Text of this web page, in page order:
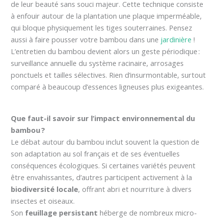
de leur beauté sans souci majeur. Cette technique consiste
à enfouir autour de la plantation une plaque imperméable,
qui bloque physiquement les tiges souterraines. Pensez
aussi à faire pousser votre bambou dans une jardinière !
L’entretien du bambou devient alors un geste périodique :
surveillance annuelle du système racinaire, arrosages
ponctuels et tailles sélectives. Rien d’insurmontable, surtout
comparé à beaucoup d’essences ligneuses plus exigeantes.
Que faut-il savoir sur l’impact environnemental du
bambou ?
Le débat autour du bambou inclut souvent la question de
son adaptation au sol français et de ses éventuelles
conséquences écologiques. Si certaines variétés peuvent
être envahissantes, d’autres participent activement à la
biodiversité locale, offrant abri et nourriture à divers
insectes et oiseaux.
Son feuillage persistant héberge de nombreux micro-